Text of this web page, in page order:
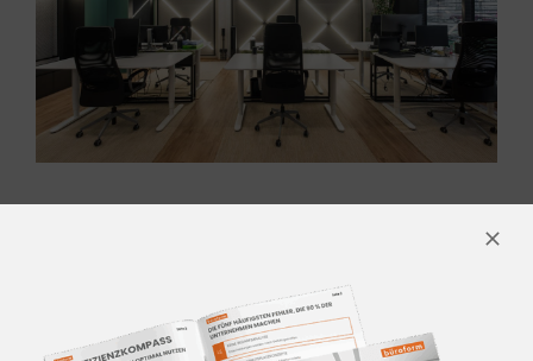
KONTAKTIEREN SIE UNS